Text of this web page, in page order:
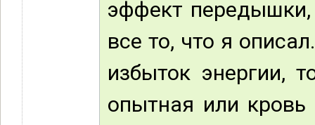
эффект передышки,
все то, что я
избыток энергии,
опытная или